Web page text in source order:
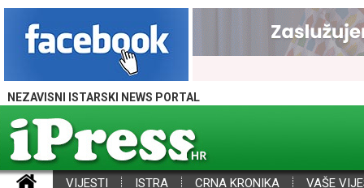
NEZAVISNI ISTARSKI NEWS PORTAL
VIJESTI ISTRA CRNA KRONIKA VAŠE